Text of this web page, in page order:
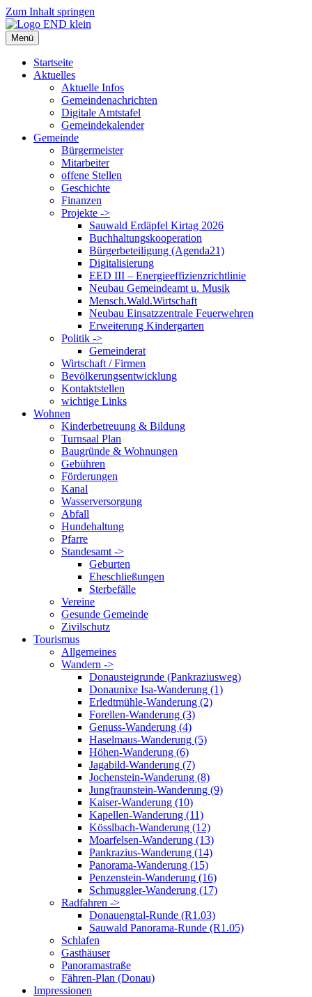
Zum Inhalt springen
Menü
Startseite
Aktuelles
Aktuelle Infos
Gemeindenachrichten
Digitale Amtstafel
Gemeindekalender
Gemeinde
Bürgermeister
Mitarbeiter
offene Stellen
Geschichte
Finanzen
Projekte ->
Sauwald Erdäpfel Kirtag 2026
Buchhaltungskooperation
Bürgerbeteiligung (Agenda21)
Digitalisierung
EED III – Energieeffizienzrichtlinie
Neubau Gemeindeamt u. Musik
Mensch.Wald.Wirtschaft
Neubau Einsatzzentrale Feuerwehren
Erweiterung Kindergarten
Politik ->
Gemeinderat
Wirtschaft / Firmen
Bevölkerungsentwicklung
Kontaktstellen
wichtige Links
Wohnen
Kinderbetreuung & Bildung
Turnsaal Plan
Baugründe & Wohnungen
Gebühren
Förderungen
Kanal
Wasserversorgung
Abfall
Hundehaltung
Pfarre
Standesamt ->
Geburten
Eheschließungen
Sterbefälle
Vereine
Gesunde Gemeinde
Zivilschutz
Tourismus
Allgemeines
Wandern ->
Donausteigrunde (Pankraziusweg)
Donaunixe Isa-Wanderung (1)
Erledtmühle-Wanderung (2)
Forellen-Wanderung (3)
Genuss-Wanderung (4)
Haselmaus-Wanderung (5)
Höhen-Wanderung (6)
Jagabild-Wanderung (7)
Jochenstein-Wanderung (8)
Jungfraunstein-Wanderung (9)
Kaiser-Wanderung (10)
Kapellen-Wanderung (11)
Kösslbach-Wanderung (12)
Moarfelsen-Wanderung (13)
Pankrazius-Wanderung (14)
Panorama-Wanderung (15)
Penzenstein-Wanderung (16)
Schmuggler-Wanderung (17)
Radfahren ->
Donauengtal-Runde (R1.03)
Sauwald Panorama-Runde (R1.05)
Schlafen
Gasthäuser
Panoramastraße
Fähren-Plan (Donau)
Impressionen